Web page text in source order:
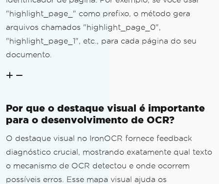
"highlight_page_" como prefixo, o método gera
arquivos chamados "highlight_page_0",
"highlight_page_1", etc., para cada página do seu
documento.
Por que o destaque visual é importante
para o desenvolvimento de OCR?
O destaque visual no IronOCR fornece feedback
diagnóstico crucial, mostrando exatamente qual texto
o mecanismo de OCR detectou e onde ocorrem
possíveis erros. Esse mapa visual ajuda os